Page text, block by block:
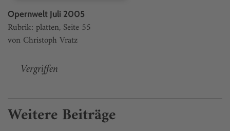
Opernwelt Juli 2005
Rubrik: platten, Seite 55
von Christoph Vratz
Vergriffen
Weitere Beiträge